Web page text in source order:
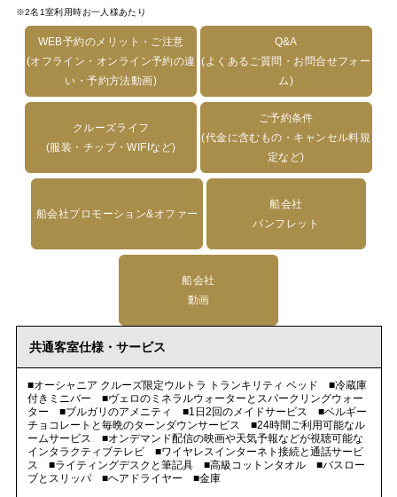
※2名1室利用時お一人様あたり
WEB予約のメリット・ご注意
(オフライン・オンライン予約の違
い・予約方法動画)
Q&A
(よくあるご質問・お問合せフォー
ム)
クルーズライフ
(服装・チップ・WIFIなど)
ご予約条件
(代金に含むもの・キャンセル料規
定など)
船会社プロモーション&オファー
船会社
パンフレット
船会社
動画
共通客室仕様・サービス
■オーシャニア クルーズ限定ウルトラ トランキリティ ベッド ■冷蔵庫
付きミニバー ■ヴェロのミネラルウォーターとスパークリングウォー
ター ■ブルガリのアメニティ ■1日2回のメイドサービス ■ベルギー
チョコレートと毎晩のターンダウンサービス ■24時間ご利用可能なル
ームサービス ■オンデマンド配信の映画や天気予報などが視聴可能な
インタラクティブテレビ ■ワイヤレスインターネト接続と通話サービ
ス ■ライティングデスクと筆記具 ■高級コットンタオル ■バスロー
ブとスリッパ ■ヘアドライヤー ■金庫